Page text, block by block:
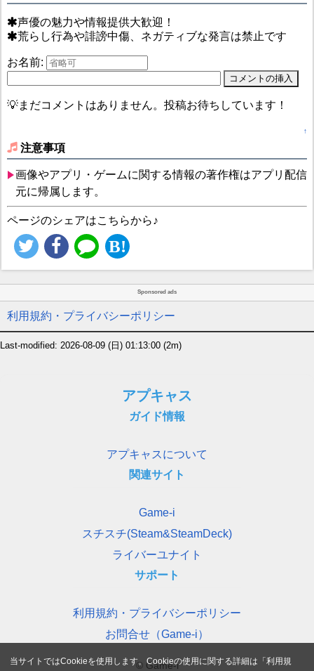
声優の魅力や情報提供大歓迎！
荒らし行為や誹謗中傷、ネガティブな発言は禁止です
お名前:
💡まだコメントはありません。投稿お待ちしています！
↑
注意事項
画像やアプリ・ゲームに関する情報の著作権はアプリ配信
元に帰属します。
ページのシェアはこちらから♪
Sponsored ads
利用規約・プライバシーポリシー
Last-modified: 2026-08-09 (日) 01:13:00 (2m)
アプキャス
ガイド情報
アプキャスについて
関連サイト
Game-i
スチスチ(Steam&SteamDeck)
ライバーユナイト
サポート
利用規約・プライバシーポリシー
お問合せ（Game-i）
© Game-i
当サイトではCookieを使用します。Cookieの使用に関する詳細は「利用規